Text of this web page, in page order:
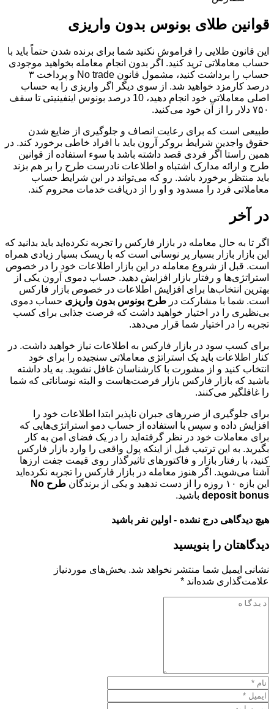
قوانین طلای بونوس بدون واریزی
این قانون طلایی را فراموش نکنید شما برای برنده شدن حتماً باید با
حساب معاملاتی ترید کنید. اگر بدون انجام معامله بخواهید موجودی
حساب را برداشت کنید، مشمول قانون No trade و پرداخت ۳
درصد کارمزد خواهید شد. از سوی دیگر اگر واریزی را به حساب
اصلی معاملاتی خود انجام دهید، 10 درصد بونوس اینفینیتی تا سقف
۷۵۰ دلار را از آن خود می‌کنید.
طبیعی است که برای رعایت انصاف و جلوگیری از ضایع شدن
حقوق واجدین شرایط بروکر آرون باید با افراد خاطی برخورد کند. در
همین راستا اگر فردی قصد داشته باشد با سوء استفاده از قوانین
طرح و ارائه مدارک اشتباه و اطلاعات نادرست طرح را بر هم بزند
باید منتظر برخورد باشد. رو که می‌تواند در این شرایط حساب
معاملاتی فرد را مسدود و او را از دریافت خدمات محروم کند.
در آخر
اگر تا به حال معامله در بازار فارکس را تجربه نکرده‌اید باید بدانید که
این بازار بازار بسیار پر نوسانی است که با ریسک بسیار زیادی همراه
است. قبل از شروع معامله در این بازار اطلاعات خود را در خصوص
استراتژی‌ها و رفتار بازار افزایش دهید. حساب دموی آرون یکی از
بهترین انتخاب‌ها برای افزایش اطلاعات در خصوص بازار فارکس
است. شما با مشارکت در طرح بونوس بدون واریزی حساب دموی
بی‌نظیری را در اختیار خواهید داشت که فرصت جذابی برای کسب
تجربه را در اختیار شما قرار می‌دهد.
برای کسب سود در بازار فارکس به اطلاعات نیاز خواهید داشت. در
کنار اطلاعات باید یک استراتژی معاملاتی سنجیده را برای خود
انتخاب کنید و از مشورت با کارشناسان غافل نشوید. به یاد داشته
باشید که بازار فارکس بازار فرصت‌هاست و البته نوساناتی که شما
را غافلگیر می‌کنند.
برای جلوگیری از ضررهای جبران ناپذیر ابتدا اطلاعات خود را
افزایش داده و سپس با استفاده از حساب دمو استراتژی‌هایی که
برای معاملات خود در نظر گرفته‌اید را در یک فضای امن به کار
بگیرید. به این ترتیب قبل از اینکه پول واقعی را وارد بازار فارکس
کنید، با رفتار بازار و فاکتورهای تاثیرگذار روی قیمت جفت ارزها
آشنا می‌شوید. اگر هنوز معامله در بازار فارکس را تجربه نکرده‌اید
این بازه ۱۰ روزه را از دست ندهید و یکی از برندگان
طرح No
deposit bonus باشید.
هیچ دیدگاهی درج نشده - اولین نفر باشید
دیدگاهتان را بنویسید
نشانی ایمیل شما منتشر نخواهد شد. بخش‌های موردنیاز
علامت‌گذاری شده‌اند *